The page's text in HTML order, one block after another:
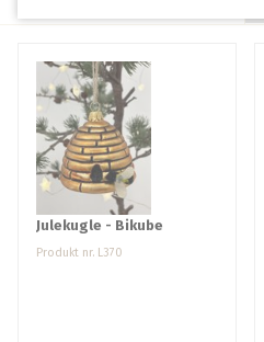
Julekugle - Bikube
Produkt nr. L370